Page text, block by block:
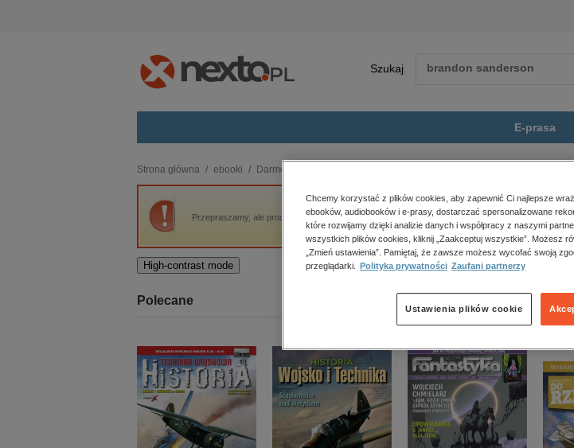
Szukaj
E-prasa
budownictwo, aranżacja wnętrz
biznesowe, branżowe, gospodarka
darmowe wydania
edukacja
kobiece, lifestyle, kultura
polityka, społeczno-informacyjne
psychologiczne
inne
popularno-naukowe
historia
zdrowie
religie
Strona główna ebooki Darmowe ebooki
Przepraszamy, ale produkt „Staszek w lesie” nie jest dostępny.
High-contrast mode
Polecane
Chcemy korzystać z plików cookies, aby zapewnić Ci najlepsze
ebooków, audiobooków i e-prasy, dostarczać spersonalizowane
które rozwijamy dzięki analizie danych i współpracy z naszymi
wszystkich plików cookies, kliknij „Zaakceptuj wszystkie”. Możesz
„Zmień ustawienia”. Pamiętaj, że zawsze możesz wycofać swoją
przeglądarki.
Polityka prywatności Zaufani partnerzy
Ustawienia plików cookie